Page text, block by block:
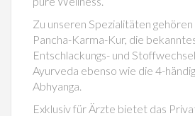
Zu unseren Spezialitäten gehören
Pancha-Karma-Kur, die
Entschlackungs- und
Ayurveda ebenso wie die 4-
Abhyanga.
Exklusiv für Ärzte bietet das